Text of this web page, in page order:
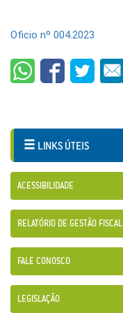
Oficio nº 004.2023
LINKS ÚTEIS
ACESSIBILIDADE
RELATÓRIO DE GESTÃO FISCAL
FALE CONOSCO
LEGISLAÇÃO